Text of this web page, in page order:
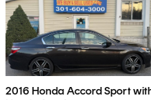
2016 Honda Accord Sport